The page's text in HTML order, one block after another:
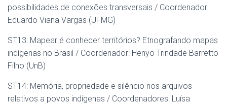
possibilidades de conexões transversais / Coordenador:
Eduardo Viana Vargas (UFMG)
ST13: Mapear é conhecer territórios? Etnografando mapas
indígenas no Brasil / Coordenador: Henyo Trindade Barretto
Filho (UnB)
ST14: Memória, propriedade e silêncio nos arquivos
relativos a povos indígenas / Coordenadores: Luísa